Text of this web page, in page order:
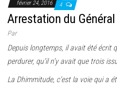
février 24, 2016 4
Arrestation du
Par
Depuis longtemps, il avait été écrit
perdurer, qu’il n’y avait que trois
La Dhimmitude, c’est la voie qui a